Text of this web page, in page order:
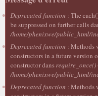
Deprecated function : The
be suppressed on further calls
/home/phenixwe/public_html/
Deprecated function : Methods
constructors in a future version
constructor dansrequire_once()
/home/phenixwe/public_html/
Deprecated function : Methods